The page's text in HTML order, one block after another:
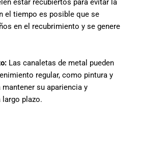
estar recubiertos para evitar la
el tiempo es posible que se
en el recubrimiento y se genere
Las canaletas de metal pueden
regular, como pintura y
mantener su apariencia y
largo plazo.